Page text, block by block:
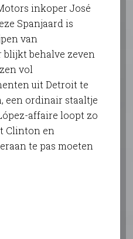
inkoper José
Spanjaard is
van
blijkt behalve zeven
vol
uit Detroit te
een ordinair staaltje
affaire loopt zo
Clinton en
te pas moeten